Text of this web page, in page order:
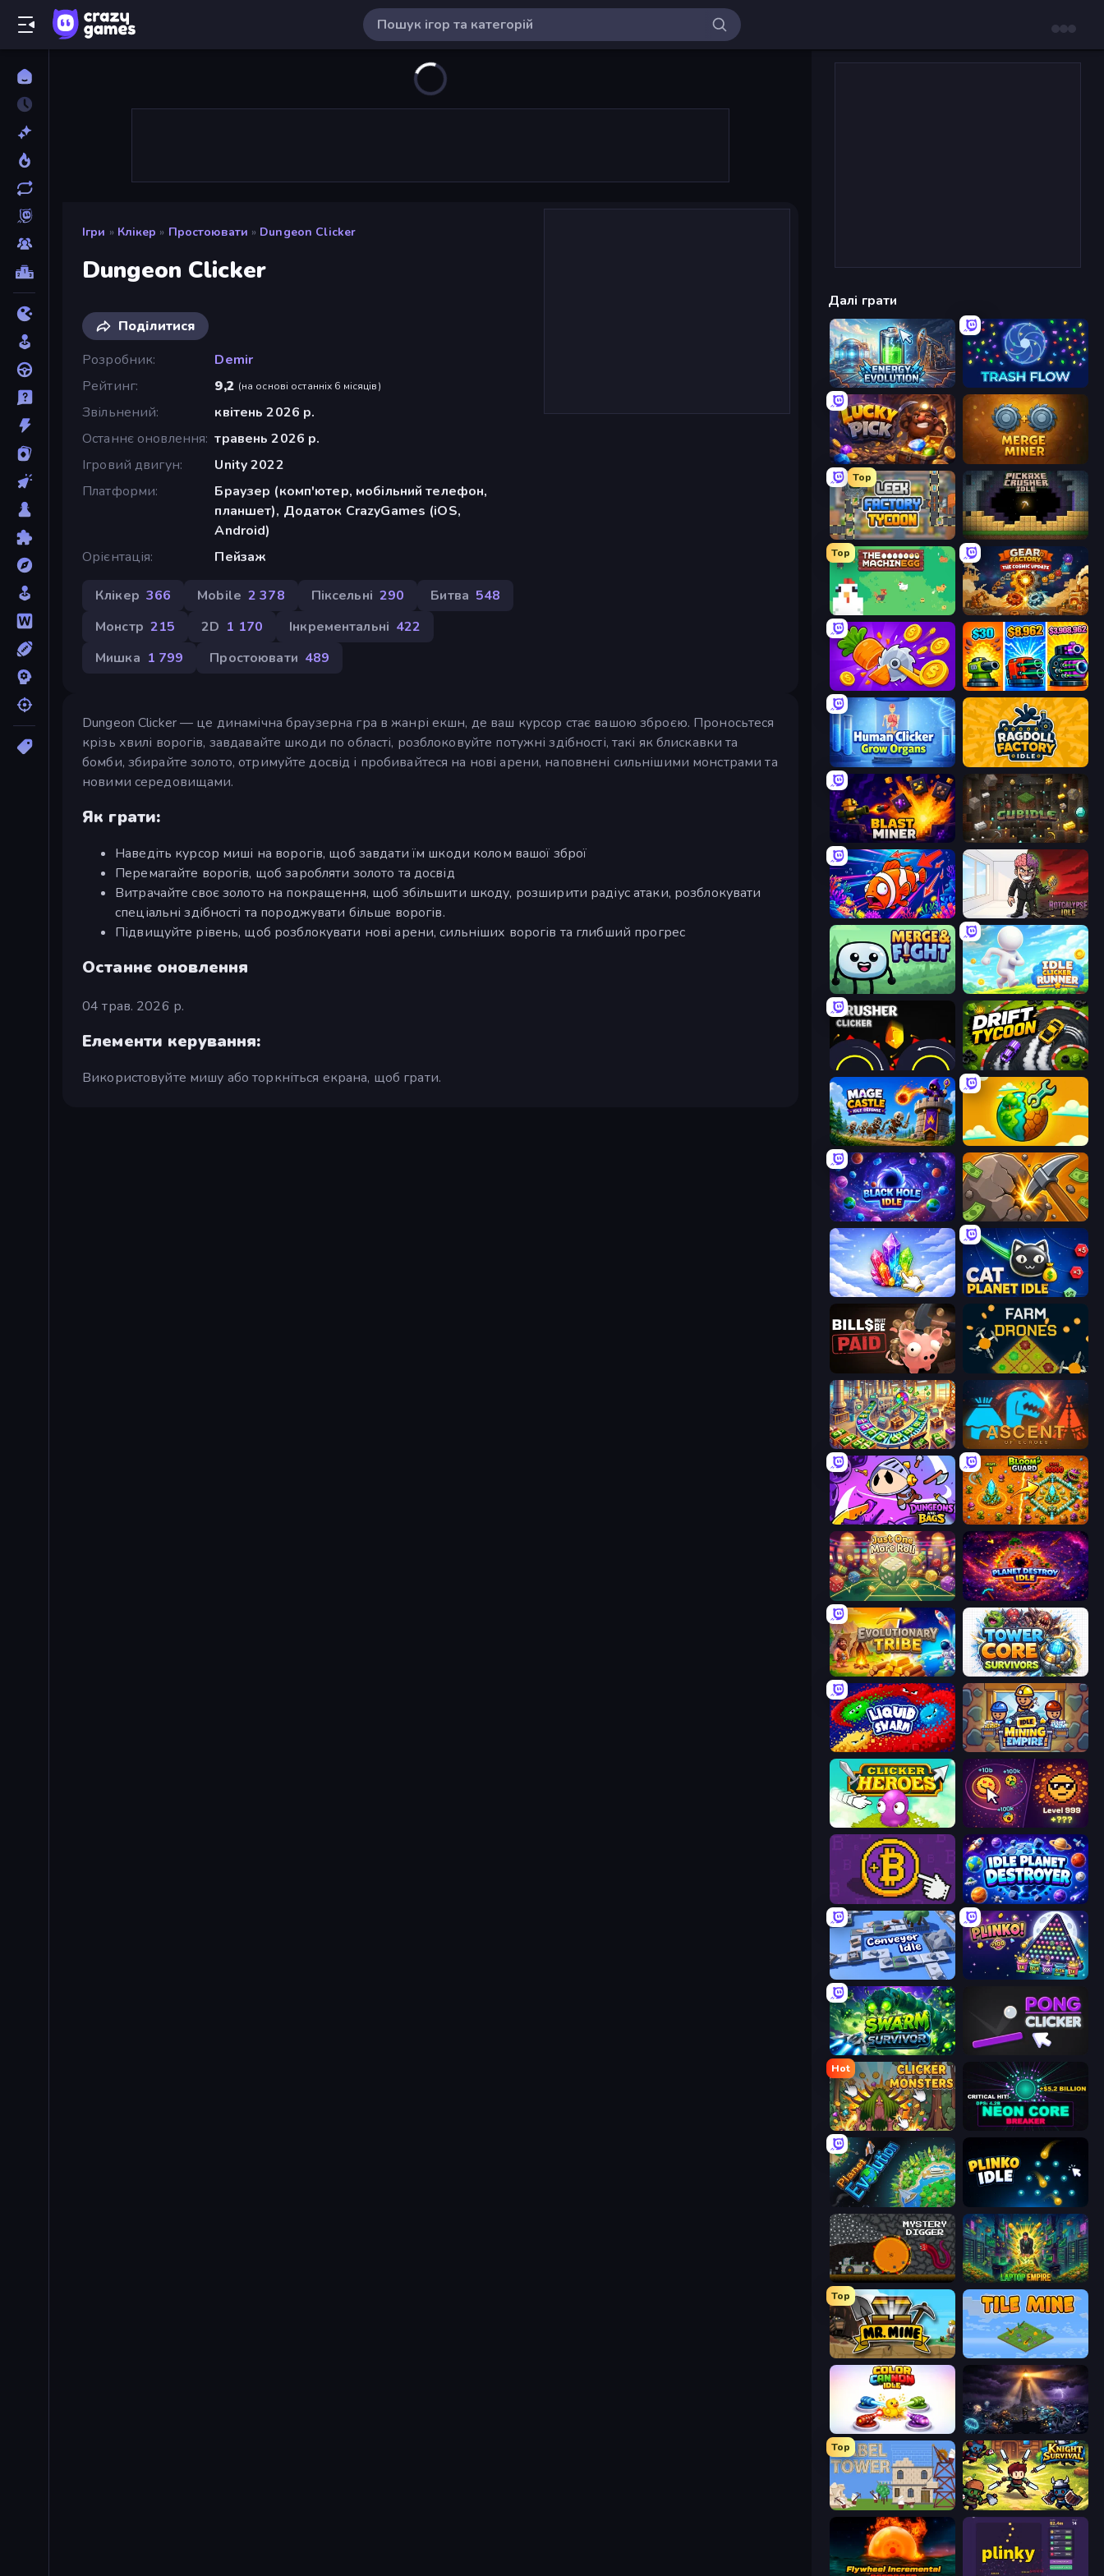
Ігри » Клікер » Простоювати » Dungeon Clicker
Dungeon Clicker
Поділитися
Розробник
Demir
Рейтинг
9,2 (на основі останніх 6 місяців)
Звільнений
квітень 2026 р.
Останнє оновлення травень 2026 р.
Ігровий двигун
Unity 2022
Платформи
Браузер (комп'ютер, мобільний телефон,
планшет), Додаток CrazyGames (iOS,
Android)
Орієнтація
Пейзаж
Клікер 366 Mobile 2 378 Піксельні 290 Битва 548
Монстр 215 2D 1 170 Інкрементальні 422
Мишка 1 799 Простоювати 489
Dungeon Clicker — це динамічна браузерна гра в жанрі екшн, де ваш курсор стає вашою зброєю. Проносьтеся
крізь хвилі ворогів, завдавайте шкоди по області, розблоковуйте потужні здібності, такі як блискавки та
бомби, збирайте золото, отримуйте досвід і пробивайтеся на нові арени, наповнені сильнішими монстрами та
новими середовищами.
Як грати:
Наведіть курсор миші на ворогів, щоб завдати їм шкоди колом вашої зброї
Перемагайте ворогів, щоб заробляти золото та досвід
Витрачайте своє золото на покращення, щоб збільшити шкоду, розширити радіус атаки, розблокувати
спеціальні здібності та породжувати більше ворогів.
Підвищуйте рівень, щоб розблокувати нові арени, сильніших ворогів та глибший прогрес
Останнє оновлення
04 трав. 2026 р.
Елементи керування:
Використовуйте мишу або торкніться екрана, щоб грати.
Далі грати
Energy Evolution Trash Flow
Lucky Pick Merge Miner
Top
Leek Factory Tycoon Pickaxe Crusher Idle
Top
The MachinEGG Gear Factory
Farm Ring Idle Pumpkin Defense: Merge Cannon
Human Clicker: Grow Organs Ragdoll Factory Idle
Blast Miner Cubidle
Fish Catch Idle Rotcalypse: Idle Incremental
Merge & Fight Idle Clicker Runner
Crusher Clicker Drift Tycoon
Mage Castle Idle Defense Land Explorers: Merge & Build
Black Hole Idle Mine Clicker
Crystalia Idle Clicker Cat Planet Idle
Bills Must Be Paid Farm Drones
Money Factory: Tycoon Idle Game Ascent of Echoes
Dungeons and Bags BloomGuard
Just One More Roll Planet Destroy Idle
Evolutionary Tribe Tower Core Survivors
Liquid Swarm Idle Mining Empire
Clicker Heroes Dominate All Shapes
Money Maker Idle Planet Destroyer
Conveyor Idle PLINKO!
Swarm Survivor Pong Clicker
Hot
Clicker Monsters Neon Core Breaker
Planet Evolution: Idle Clicker Plinko Idle
Mystery Digger Laptop Empire
Top
Mr. Mine Tile Mine
Color Cannon Idle The Last Lighthouse
Top
Babel Tower Knight Survival